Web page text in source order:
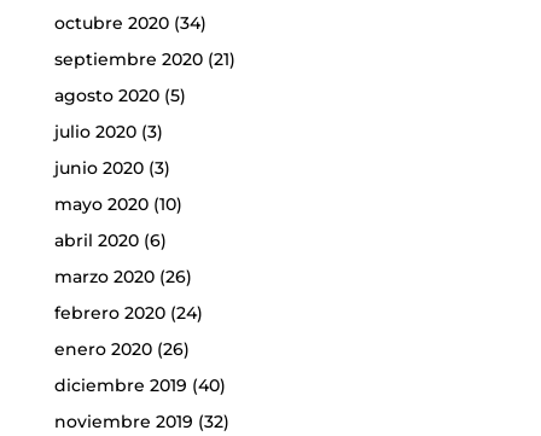
octubre 2020(34)
septiembre 2020(21)
agosto 2020(5)
julio 2020(3)
junio 2020(3)
mayo 2020(10)
abril 2020(6)
marzo 2020(26)
febrero 2020(24)
enero 2020(26)
diciembre 2019 (40)
noviembre 2019 (32)